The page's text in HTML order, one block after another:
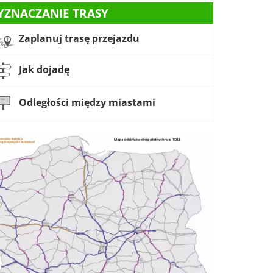
TRASY
Zaplanuj trasę przejazdu
Jak dojadę
Odległości między miastami